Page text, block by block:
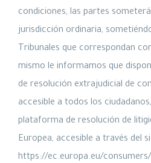
condiciones, las partes
jurisdicción ordinaria,
Tribunales que correspondan
mismo le informamos que
de resolución extrajudicial de
accesible a todos los
plataforma de resolución de
Europea, accesible a través del
https://ec.europa.eu/